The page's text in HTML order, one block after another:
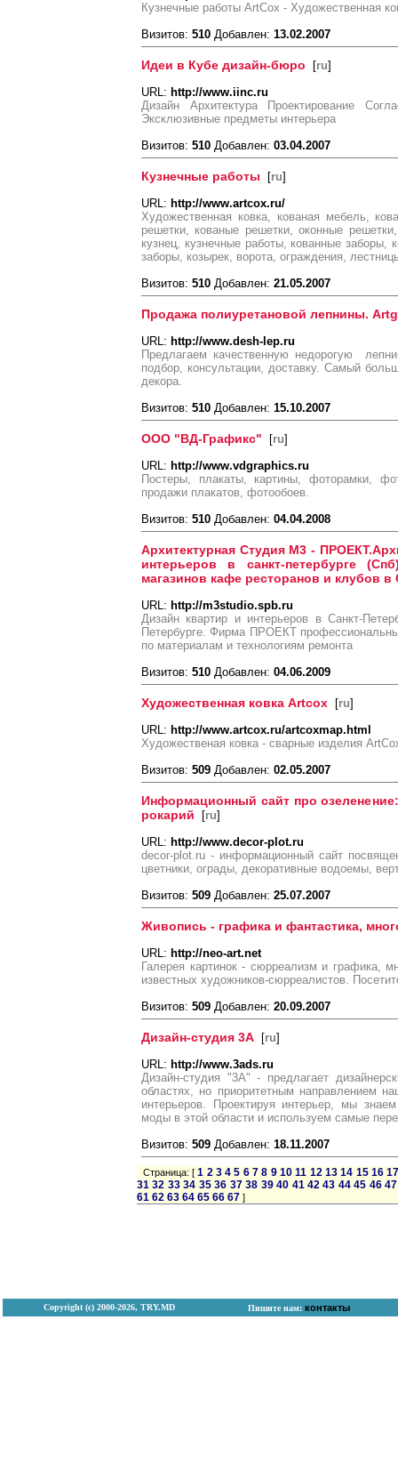
Кузнечные работы ArtCox - Художественная
Визитов: 510 Добавлен: 13.02.2007
Идеи в Кубе дизайн-бюро [ru]
URL: http://www.iinc.ru
Дизайн Архитектура Проектирование
Эксклюзивные предметы интерьера
Визитов: 510 Добавлен: 03.04.2007
Кузнечные работы [ru]
URL: http://www.artcox.ru/
Художественная ковка, кованая мебель,
решетки, кованые решетки, оконные
кузнец, кузнечные работы, кованные заборы,
заборы, козырек, ворота, ограждения,
Визитов: 510 Добавлен: 21.05.2007
Продажа полиуретановой лепнины.
URL: http://www.desh-lep.ru
Предлагаем качественную недорогую
подбор, консультации, доставку. Самый
декора.
Визитов: 510 Добавлен: 15.10.2007
ООО "ВД-Графикс" [ru]
URL: http://www.vdgraphics.ru
Постеры, плакаты, картины, фоторамки,
продажи плакатов, фотообоев.
Визитов: 510 Добавлен: 04.04.2008
Архитектурная Студия M3 -
интерьеров в санкт-петербурге
магазинов кафе ресторанов и клубов в
URL: http://m3studio.spb.ru
Дизайн квартир и интерьеров в Санкт-
Петербурге. Фирма ПРОЕКТ
по материалам и технологиям ремонта
Визитов: 510 Добавлен: 04.06.2009
Художественная ковка Artcox [ru]
URL: http://www.artcox.ru/artcoxmap.html
Художественая ковка - сварные изделия
Визитов: 509 Добавлен: 02.05.2007
Информационный сайт про
рокарий [ru]
URL: http://www.decor-plot.ru
decor-plot.ru - информационный cайт
цветники, ограды, декоративные водоемы,
Визитов: 509 Добавлен: 25.07.2007
Живопись - графика и фантастика,
URL: http://neo-art.net
Галерея картинок - сюрреализм и графика,
известных художников-сюрреалистов.
Визитов: 509 Добавлен: 20.09.2007
Дизайн-студия 3А [ru]
URL: http://www.3ads.ru
Дизайн-студия "3А" - предлагает
областях, но приоритетным направлением
интерьеров. Проектируя интерьер, мы
моды в этой области и используем самые
Визитов: 509 Добавлен: 18.11.2007
Страница: [1 2 3 4 5 6 7 8 9 10 11 12 13 14 15 16
31 32 33 34 35 36 37 38 39 40 41 42 43 44 45 46 47
61 62 63 64 65 66 67 ]
Copyright (с) 2000-2026, TRY.MD Пишите нам: контакты